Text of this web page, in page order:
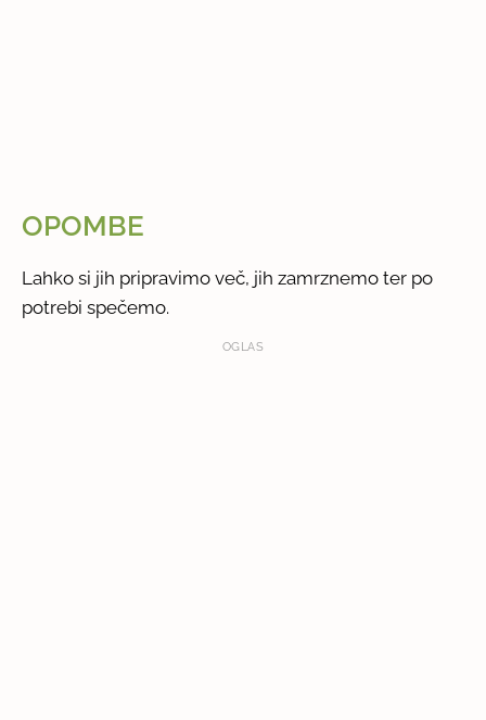
OPOMBE
Lahko si jih pripravimo več, jih zamrznemo ter po
potrebi spečemo.
OGLAS